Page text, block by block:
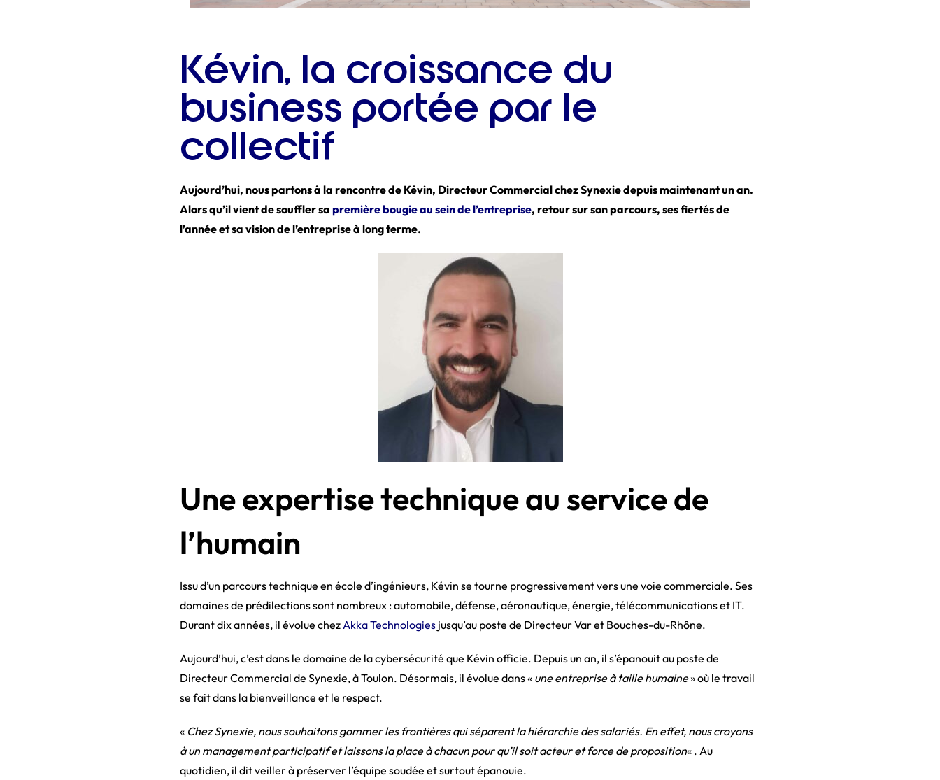
Kévin, la croissance du
business portée par le
collectif
Aujourd’hui, nous partons à la rencontre de Kévin, Directeur Commercial chez Synexie depuis maintenant un an.
Alors qu’il vient de souffler sa première bougie au sein de l’entreprise, retour sur son parcours, ses fiertés de
l’année et sa vision de l’entreprise à long terme.
Une expertise technique au service de
l’humain
Issu d’un parcours technique en école d’ingénieurs, Kévin se tourne progressivement vers une voie commerciale. Ses
domaines de prédilections sont nombreux : automobile, défense, aéronautique, énergie, télécommunications et IT.
Durant dix années, il évolue chez Akka Technologies jusqu’au poste de Directeur Var et Bouches-du-Rhône.
Aujourd’hui, c’est dans le domaine de la cybersécurité que Kévin officie. Depuis un an, il s’épanouit au poste de
Directeur Commercial de Synexie, à Toulon. Désormais, il évolue dans « une entreprise à taille humaine» où le travail
se fait dans la bienveillance et le respect.
« Chez Synexie, nous souhaitons gommer les frontières qui séparent la hiérarchie des salariés. En effet, nous croyons
à un management participatif et laissons la place à chacun pour qu’il soit acteur et force de proposition« . Au
quotidien, il dit veiller à préserver l’équipe soudée et surtout épanouie.